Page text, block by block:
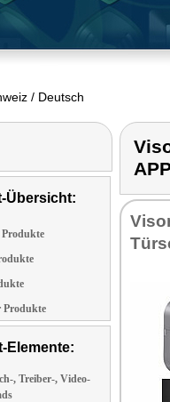
/ Deutsch
Übersicht:
Produkte
Elemente:
, Treiber-, Video-